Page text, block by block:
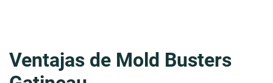
Ventajas de Mold Busters